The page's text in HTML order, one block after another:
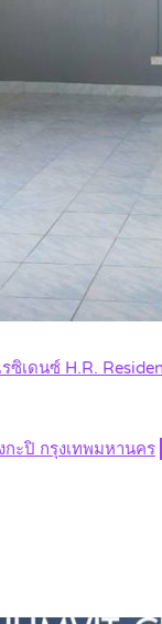
ซิเดนซ์ H.R.
กะปิ กรุงเทพมหานคร